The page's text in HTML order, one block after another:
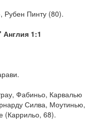
Рубен Пинту (80).
1:1
Фабиньо, Карвалью
Силва, Моутинью,
(Каррильо, 68).